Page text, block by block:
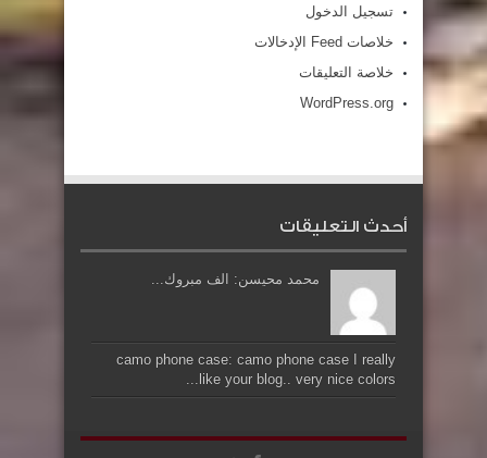
تسجيل الدخول
خلاصات Feed الإدخالات
خلاصة التعليقات
WordPress.org
أحدث التعليقات
محمد محيسن: الف مبروك...
camo phone case: camo phone case I really
like your blog.. very nice colors...